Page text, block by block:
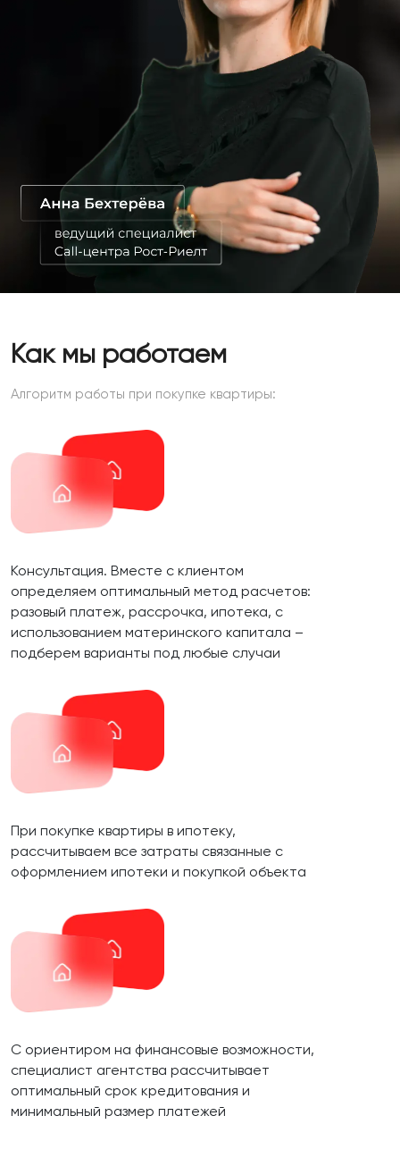
Как мы работаем
Алгоритм работы при покупке квартиры:
Консультация. Вместе с клиентом
определяем оптимальный метод расчетов:
разовый платеж, рассрочка, ипотека, с
использованием материнского капитала –
подберем варианты под любые случаи
При покупке квартиры в ипотеку,
рассчитываем все затраты связанные с
оформлением ипотеки и покупкой объекта
С ориентиром на финансовые возможности,
специалист агентства рассчитывает
оптимальный срок кредитования и
минимальный размер платежей